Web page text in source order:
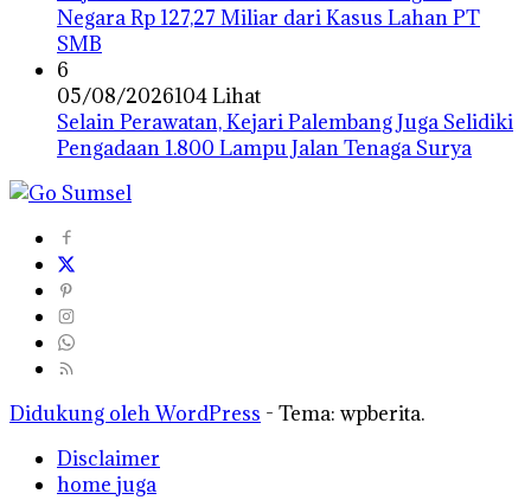
Negara Rp 127,27 Miliar dari Kasus Lahan PT
SMB
6
05/08/2026104 Lihat
Selain Perawatan, Kejari Palembang Juga Selidiki
Pengadaan 1.800 Lampu Jalan Tenaga Surya
Didukung oleh WordPress - Tema: wpberita.
Disclaimer
home juga